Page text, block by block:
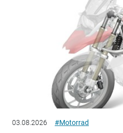
03.08.2026 #Motorrad